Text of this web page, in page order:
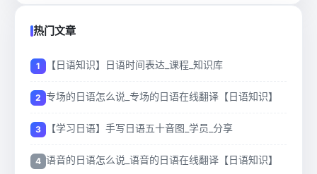
热门文章
【日语知识】日语时间表达_课程_知识库
专场的日语怎么说_专场的日语在线翻译【日语知识】
【学习日语】手写日语五十音图_学员_分享
语音的日语怎么说_语音的日语在线翻译【日语知识】